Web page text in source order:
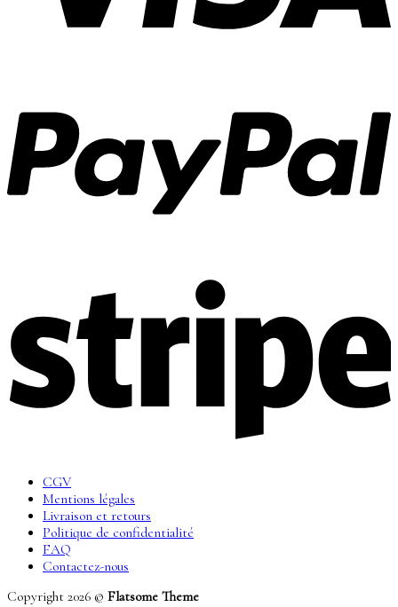
CGV
Mentions légales
Livraison et retours
Politique de confidentialité
FAQ
Contactez-nous
Copyright 2026 © Flatsome Theme